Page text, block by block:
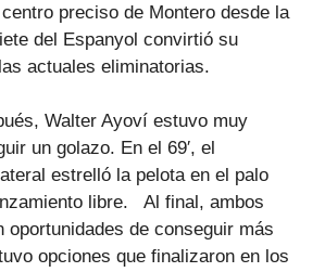
preciso de Montero desde la
del Espanyol convirtió su
actuales eliminatorias.
Walter Ayoví estuvo muy
un golazo. En el 69′, el
estrelló la pelota en el palo
libre. Al final, ambos
oportunidades de conseguir más
opciones que finalizaron en los